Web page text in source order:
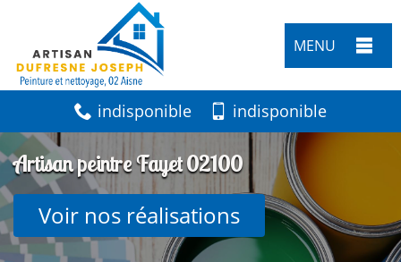
MENU
indisponible indisponible
Artisan peintre Fayet 02100
Voir nos réalisations